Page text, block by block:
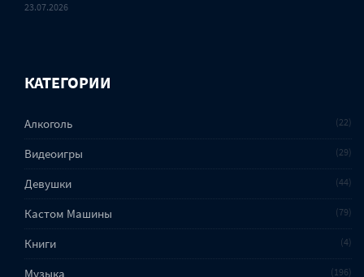
23.07.2026
КАТЕГОРИИ
Алкоголь 22
Видеоигры 29
Девушки 44
Кастом Машины 79
Книги 4
Музыка 196